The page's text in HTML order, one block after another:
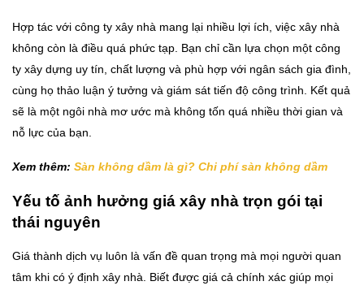
Hợp tác với công ty xây nhà mang lại nhiều lợi ích, việc xây nhà
không còn là điều quá phức tạp. Bạn chỉ cần lựa chọn một công
ty xây dựng uy tín, chất lượng và phù hợp với ngân sách gia đình,
cùng họ thảo luận ý tưởng và giám sát tiến độ công trình. Kết quả
sẽ là một ngôi nhà mơ ước mà không tốn quá nhiều thời gian và
nỗ lực của bạn.
Xem thêm: Sàn không dầm là gì? Chi phí sàn không dầm
Yếu tố ảnh hưởng giá xây nhà trọn gói tại
thái nguyên
Giá thành dịch vụ luôn là vấn đề quan trọng mà mọi người quan
tâm khi có ý định xây nhà. Biết được giá cả chính xác giúp mọi